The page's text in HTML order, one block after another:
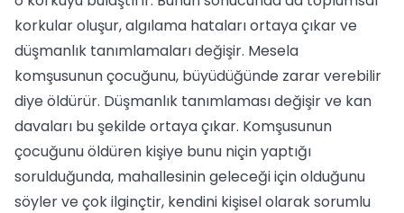
korkular oluşur, algılama hataları ortaya çıkar ve
düşmanlık tanımlamaları değişir. Mesela
komşusunun çocuğunu, büyüdüğünde zarar verebilir
diye öldürür. Düşmanlık tanımlaması değişir ve kan
davaları bu şekilde ortaya çıkar. Komşusunun
çocuğunu öldüren kişiye bunu niçin yaptığı
sorulduğunda, mahallesinin geleceği için olduğunu
söyler ve çok ilginçtir, kendini kişisel olarak sorumlu